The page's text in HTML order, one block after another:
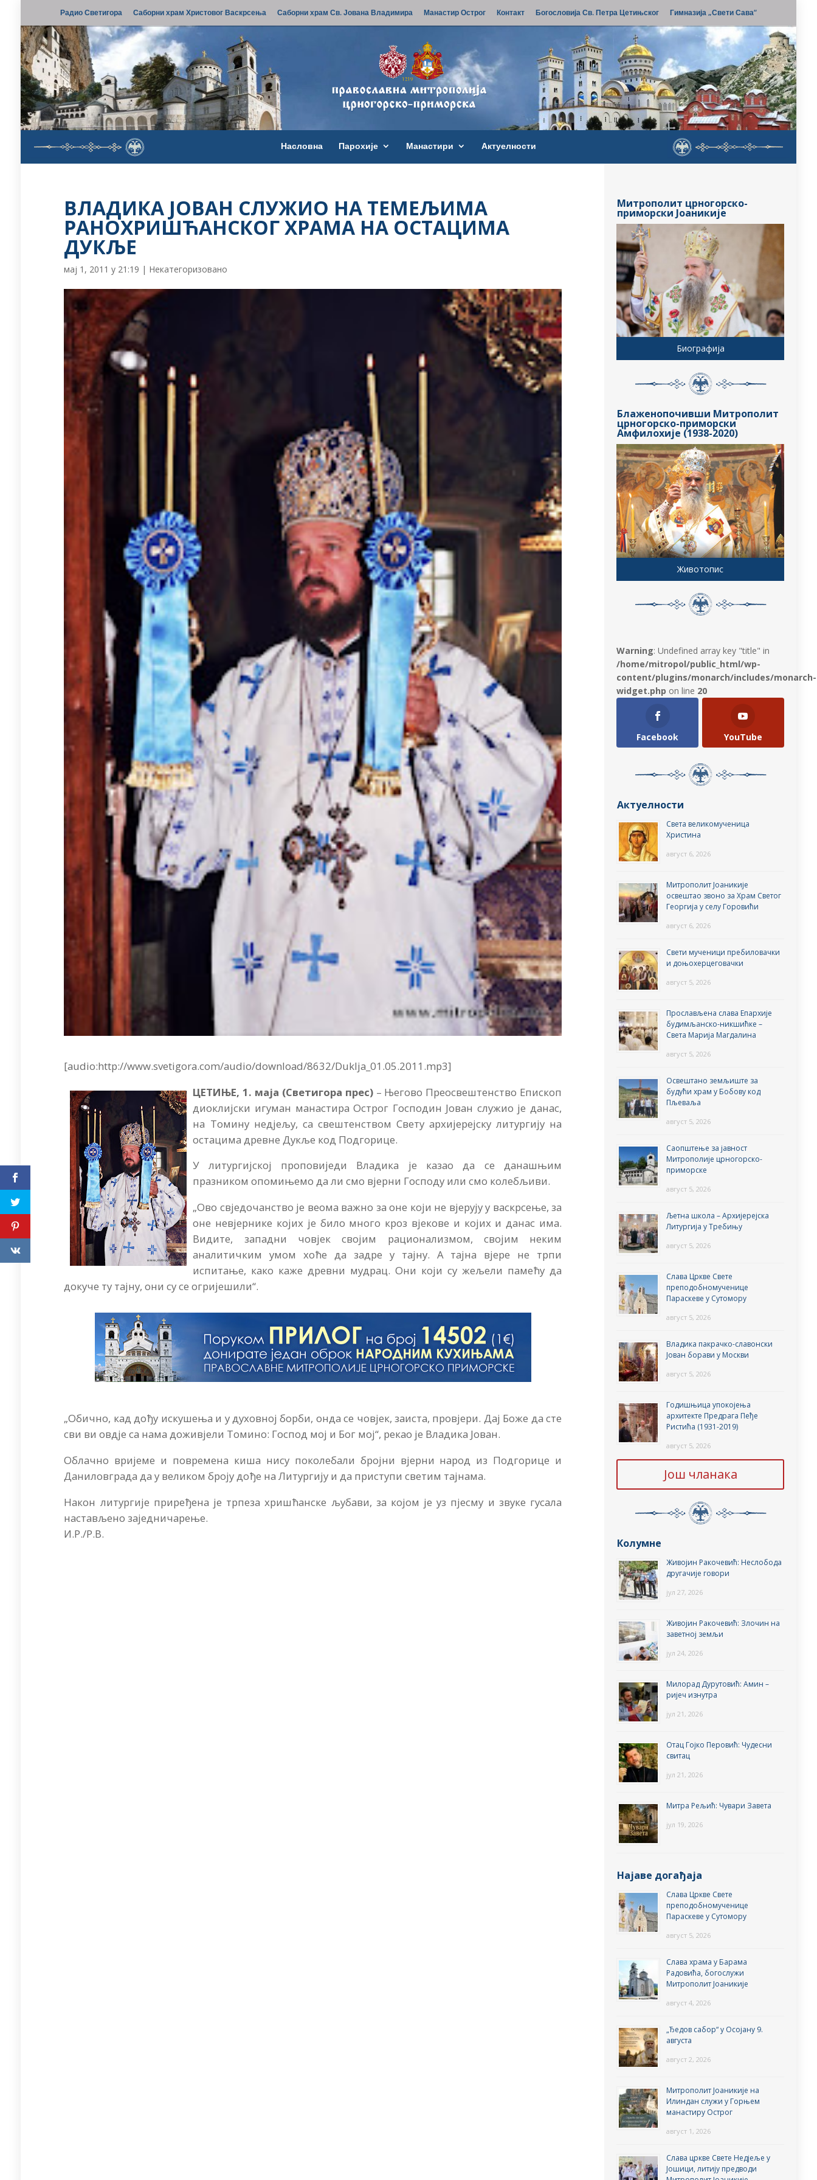
Радио Светигора Саборни храм Христовог Васкрсења Саборни храм Св. Јована Владимира Манастир Острог Контакт Богословија Св. Петра Цетињског Гимназија „Свети Сава“
Насловна Парохије Манастири Актуелности
ВЛАДИКА ЈОВАН СЛУЖИО НА ТЕМЕЉИМА
РАНОХРИШЋАНСКОГ ХРАМА НА ОСТАЦИМА
ДУКЉЕ
мај 1, 2011 у 21:19 | Некатегоризовано
[audio:http://www.svetigora.com/audio/download/8632/Duklja_01.05.2011.mp3]
ЦЕТИЊЕ, 1. маја (Светигора прес) – Његово Преосвештенство Епископ
диоклијски игуман манастира Острог Господин Јован служио је данас,
на Томину недјељу, са свештенством Свету aрхијерејску литургију на
остацима древне Дукље код Подгорице.
У литургијској проповиједи Владика је казао да се данашњим
празником опомињемо да ли смо вјерни Господу или смо колебљиви.
„Ово свједочанство је веома важно за оне који не вјерују у васкрсење, за
оне невјернике којих је било много кроз вјекове и којих и данас има.
Видите, западни човјек својим рационализмом, својим неким
аналитичким умом хоће да задре у тајну. А тајна вјере не трпи
испитање, како каже древни мудрац. Они који су жељели памећу да
докуче ту тајну, они су се огријешили“.
„Обично, кад дођу искушења и у духовној борби, онда се човјек, заиста, провјери. Дај Боже да сте
сви ви овдје са нама доживјели Томино: Господ мој и Бог мој“, рекао је Владика Јован.
Облачно вријеме и повремена киша нису поколебали бројни вјерни народ из Подгорице и
Даниловграда да у великом броју дође на Литургију и да приступи светим тајнама.
Након литургије приређена је трпеза хришћанске љубави, за којом је уз пјесму и звуке гусала
настављено заједничарење.
И.Р./Р.В.
Митрополит црногорско-
приморски Јоаникије
Биографија
Блаженопочивши Митрополит
црногорско-приморски
Амфилохије (1938-2020)
Животопис
Warning: Undefined array key "title" in
/home/mitropol/public_html/wp-
content/plugins/monarch/includes/monarch-
widget.php on line 20
Facebook YouTube
Актуелности
Света великомученица
Христина
август 6, 2026
Митрополит Јоаникије
освештао звоно за Храм Светог
Георгија у селу Горовићи
август 6, 2026
Свети мученици пребиловачки
и доњохерцеговачки
август 5, 2026
Прослављена слава Епархије
будимљанско-никшићке –
Света Марија Магдалина
август 5, 2026
Освештано земљиште за
будући храм у Бобову код
Пљеваља
август 5, 2026
Саопштење за јавност
Митрополије црногорско-
приморске
август 5, 2026
Љетна школа – Архијерејска
Литургија у Требињу
август 5, 2026
Слава Цркве Свете
преподобномученице
Параскеве у Сутомору
август 5, 2026
Владика пакрачко-славонски
Јован борави у Москви
август 5, 2026
Годишњица упокојења
архитекте Предрага Пеђе
Ристића (1931-2019)
август 5, 2026
Још чланака
Колумне
Живојин Ракочевић: Неслобода
другачије говори
јул 27, 2026
Живојин Ракочевић: Злочин на
заветној земљи
јул 24, 2026
Милорад Дурутовић: Амин –
ријеч изнутра
јул 21, 2026
Отац Гојко Перовић: Чудесни
свитац
јул 21, 2026
Митра Рељић: Чувари Завета
јул 19, 2026
Најаве догађаја
Слава Цркве Свете
преподобномученице
Параскеве у Сутомору
август 5, 2026
Слава храма у Барама
Радовића, богослужи
Митрополит Јоаникије
август 4, 2026
„Ђедов сабор“ у Осојану 9.
августа
август 2, 2026
Митрополит Јоаникије на
Илиндан служи у Горњем
манастиру Острог
август 1, 2026
Слава цркве Свете Недјеље у
Јошици, литију предводи